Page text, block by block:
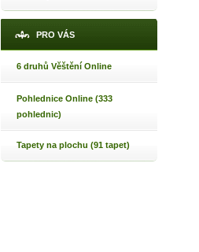
PRO VÁS
6 druhů Věštění Online
Pohlednice Online (333
pohlednic)
Tapety na plochu (91 tapet)